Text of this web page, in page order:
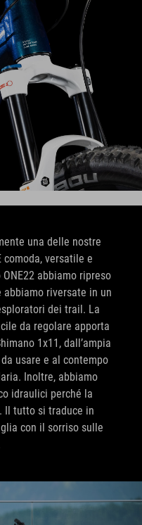
una delle nostre
versatile e
abbiamo ripreso
riversate in un
dei trail. La
da regolare apporta
1x11, dall’ampia
usare e al contempo
Inoltre, abbiamo
idraulici perché la
Il tutto si traduce in
con il sorriso sulle